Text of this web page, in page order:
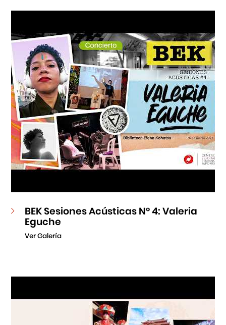
Museo de la Inmigración Japonesa
Fondo Editorial
Teatro Peruano Japonés
BEK Sesiones Acústicas N° 4: Valeria
Eguche
Ver Galería